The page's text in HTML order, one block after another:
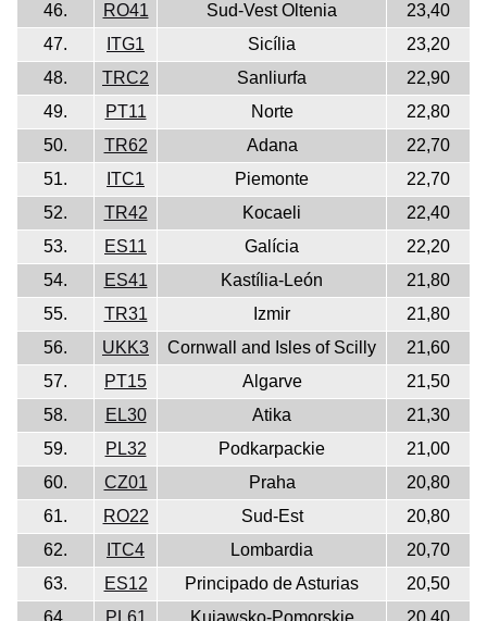
46.
RO41 Sud-Vest Oltenia
23,40
47.
ITG1 Sicília
23,20
48.
TRC2 Sanliurfa
22,90
49.
PT11 Norte
22,80
50.
TR62 Adana
22,70
51.
ITC1 Piemonte
22,70
52.
TR42 Kocaeli
22,40
53.
ES11 Galícia
22,20
54.
ES41 Kastília-León
21,80
55.
TR31 Izmir
21,80
56.
UKK3 Cornwall and Isles of Scilly
21,60
57.
PT15 Algarve
21,50
58.
EL30 Atika
21,30
59.
PL32 Podkarpackie
21,00
60.
CZ01 Praha
20,80
61.
RO22 Sud-Est
20,80
62.
ITC4 Lombardia
20,70
63.
ES12 Principado de Asturias
20,50